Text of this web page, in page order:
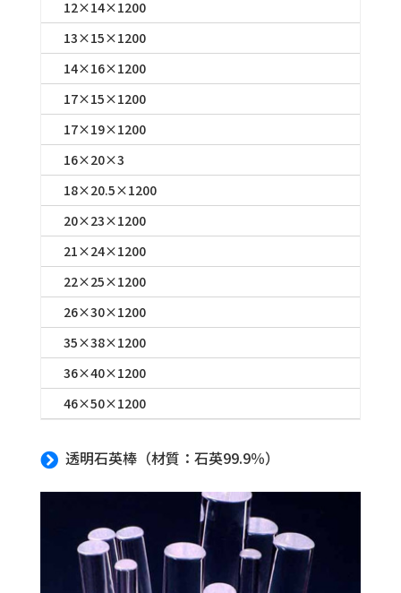
12×14×1200
13×15×1200
14×16×1200
17×15×1200
17×19×1200
16×20×3
18×20.5×1200
20×23×1200
21×24×1200
22×25×1200
26×30×1200
35×38×1200
36×40×1200
46×50×1200
 透明石英棒（材質：石英99.9％）